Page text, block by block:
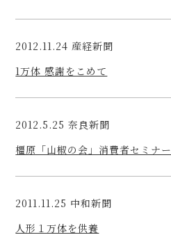
2012.11.24 産経新聞
1万体 感謝をこめて
2012.5.25 奈良新聞
橿原「山椒の会」消費者セミナー
2011.11.25 中和新聞
人形１万体を供養